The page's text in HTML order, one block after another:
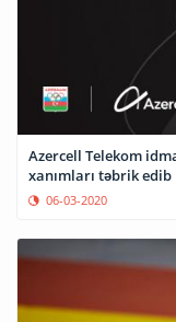
Azercell Telekom
xanımları təbrik edib
06-03-2020